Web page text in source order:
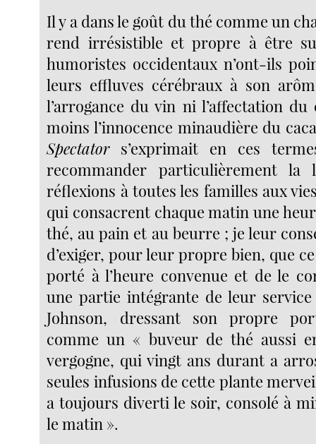
Il y a dans le goût du thé comme un
rend irrésistible et propre à être
humoristes occidentaux n’ont-ils
leurs effluves cérébraux à son
l’arrogance du vin ni l’affectation
moins l’innocence minaudière du
Spectators’exprimait en ces
recommander particulièrement la
réflexions à toutes les familles aux
qui consacrent chaque matin une
thé, au pain et au beurre ; je leur
d’exiger, pour leur propre bien, que
porté à l’heure convenue et de le
une partie intégrante de leur
Johnson, dressant son propre
comme un « buveur de thé aussi
vergogne, qui vingt ans durant a
seules infusions de cette plante
a toujours diverti le soir, consolé à
le matin ».